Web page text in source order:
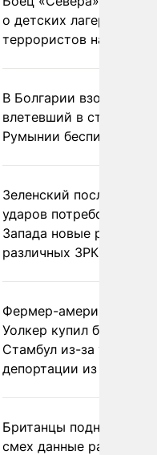
о детских лагерях
террористов на
В Болгарии взорвался
влетевший в страну из
Румынии беспилотник
Зеленский после
ударов потребовал у
Запада новые ракеты
различных ЗРК
Фермер-американец
Уолкер купил билет в
Стамбул из-за угрозы
депортации из России
Британцы подняли на
смех данные разведки